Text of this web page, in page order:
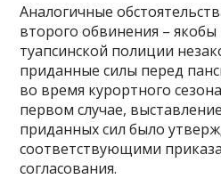
Аналогичные
второго обвинения –
туапсинской полиции
приданные силы перед
во время курортного
первом случае,
приданных сил было
соответствующими
согласования.